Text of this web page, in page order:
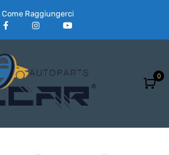
Come Raggiungerci
0